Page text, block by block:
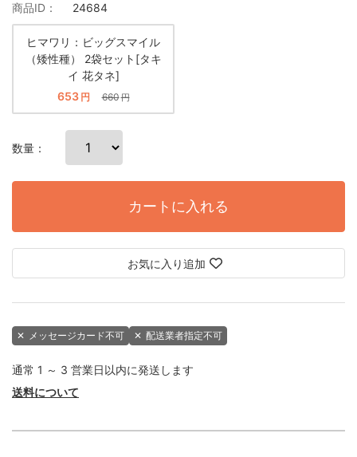
商品ID： 24684
ヒマワリ：ビッグスマイル
（矮性種） 2袋セット[タキ
イ 花タネ]
653 円 660円
数量：
カートに入れる
お気に入り追加
✕ メッセージカード不可 ✕ 配送業者指定不可
通常 1 ～ 3 営業日以内に発送します
送料について